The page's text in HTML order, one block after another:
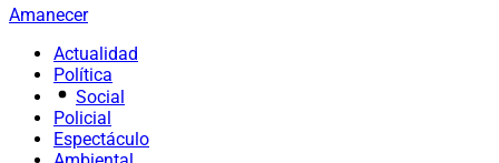
Amanecer
Actualidad
Política
Social
Policial
Espectáculo